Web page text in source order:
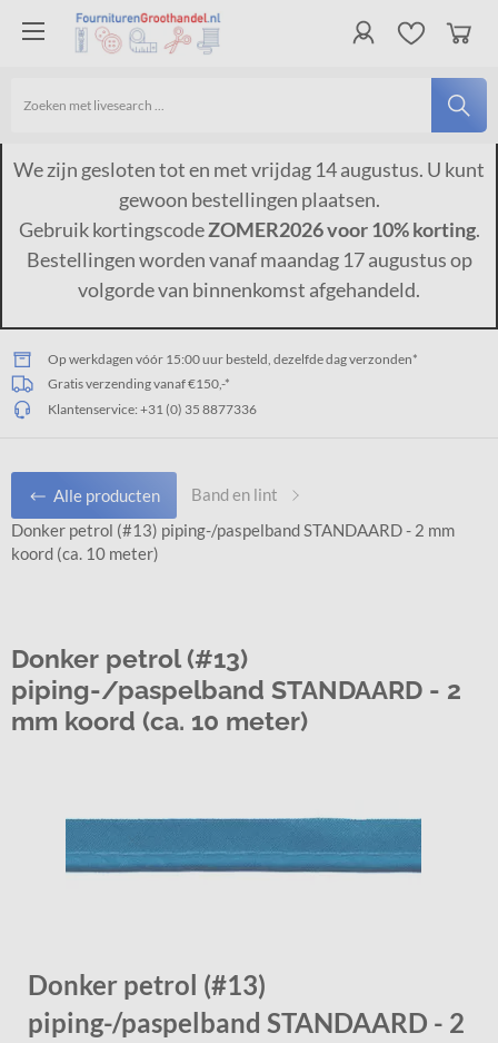
We zijn gesloten tot en met vrijdag 14 augustus. U kunt
gewoon bestellingen plaatsen.
Gebruik kortingscodeZOMER2026 voor 10% korting.
Bestellingen worden vanaf maandag 17 augustus op
volgorde van binnenkomst afgehandeld.
Op werkdagen vóór 15:00 uur besteld, dezelfde dag verzonden*
Gratis verzending vanaf €150,-*
Klantenservice: +31 (0) 35 8877336
Alle producten
Band en lint
Donker petrol (#13) piping-/paspelband STANDAARD - 2 mm
koord (ca. 10 meter)
Donker petrol (#13)
piping-/paspelband STANDAARD - 2
mm koord (ca. 10 meter)
Donker petrol (#13)
piping-/paspelband STANDAARD - 2